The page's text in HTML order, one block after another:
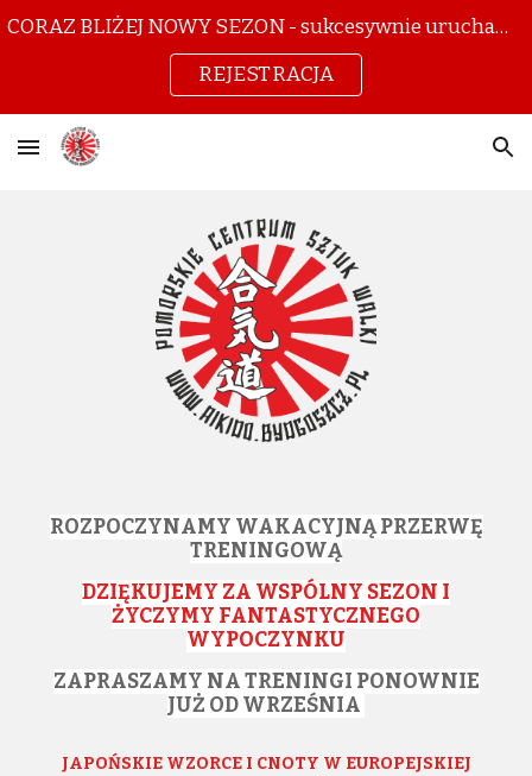
Skip to navigation
CORAZ BLIŻEJ NOWY SEZON - sukcesywnie uruchamiamy zapisy - NA RAZIE DO DOJO FORDON I DOJO OSIELSKO
REJESTRACJA
ROZPOCZYNAMY WAKACYJNĄ PRZERWĘ
TRENINGOWĄ
DZIĘKUJEMY ZA WSPÓLNY SEZON I
ŻYCZYMY FANTASTYCZNEGO
WYPOCZYNKU
ZAPRASZAMY NA TRENINGI PONOWNIE
JUŻ OD WRZEŚNIA
JAPOŃSKIE WZORCE I CNOTY W EUROPEJSKIEJ